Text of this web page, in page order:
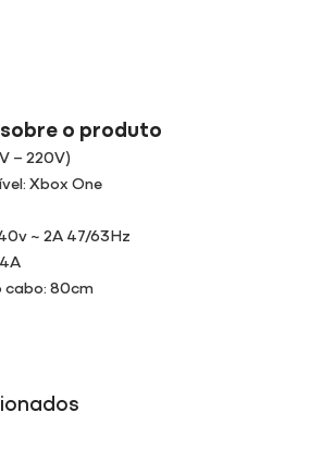
o produto
– 220V)
Xbox One
~ 2A 47/63Hz
cabo: 80cm